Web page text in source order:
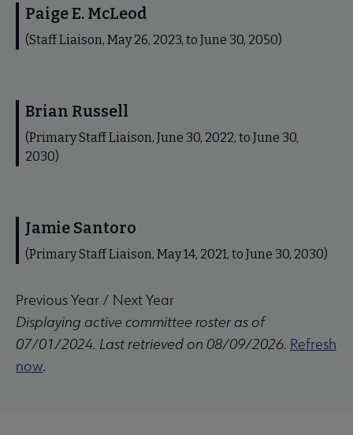
Paige E. McLeod
(Staff Liaison, May 26, 2023, to June 30, 2050)
Brian Russell
(Primary Staff Liaison, June 30, 2022, to June 30,
2030)
Jamie Santoro
(Primary Staff Liaison, May 14, 2021, to June 30, 2030)
Previous Year / Next Year
Displaying active committee roster as of
07/01/2024. Last retrieved on 08/09/2026. Refresh
now.